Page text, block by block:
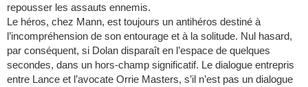
repousser les assauts ennemis.
Le héros, chez Mann, est toujours un antihéros destiné à
l’incompréhension de son entourage et à la solitude. Nul hasard,
par conséquent, si Dolan disparaît en l’espace de quelques
secondes, dans un hors-champ significatif. Le dialogue entrepris
entre Lance et l’avocate Orrie Masters, s’il n’est pas un dialogue